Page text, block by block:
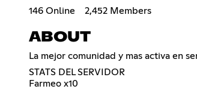
146 Online 2,452 Members
ABOUT
La mejor comunidad y mas activa en
STATS DEL SERVIDOR
Farmeo x10